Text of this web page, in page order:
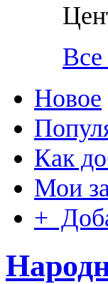
Все
Новое
Как
Мои
+